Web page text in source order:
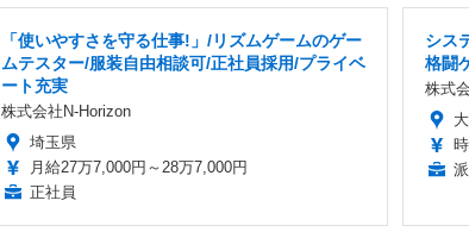
「使いやすさを守る仕事!」/リズムゲームのゲー
ムテスター/服装自由相談可/正社員採用/プライベ
ート充実
株式会社N-Horizon
埼玉県
月給27万7,000円～28万7,000円
正社員
シス
格闘
株式